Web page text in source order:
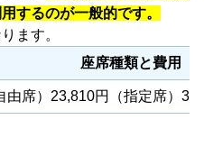
するのが一般的です。
ます。
座席種類と費用
由席）23,810円（指定席）